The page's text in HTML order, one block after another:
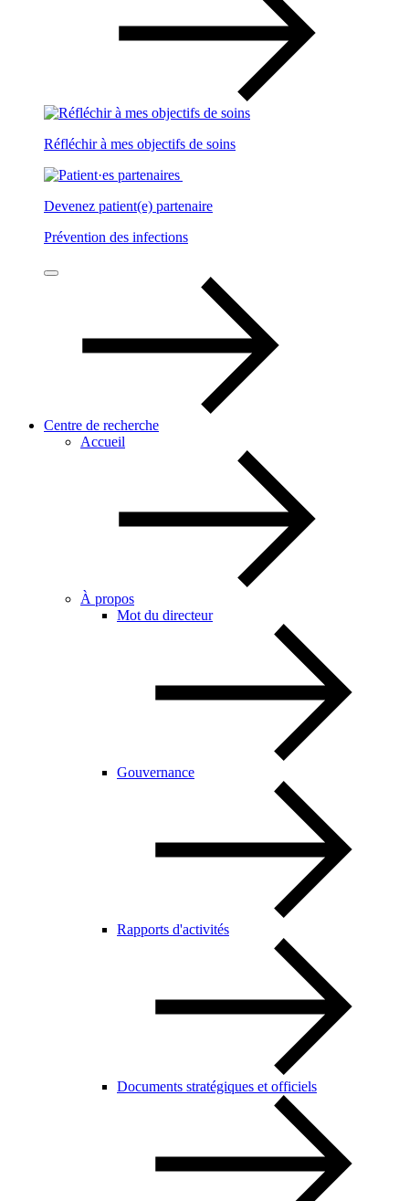
Réfléchir à mes objectifs de soins
Devenez patient(e) partenaire
Prévention des infections
Centre de recherche
Accueil
À propos
Mot du directeur
Gouvernance
Rapports d'activités
Documents stratégiques et officiels